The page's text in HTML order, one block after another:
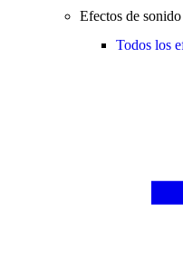
Efectos de sonido
Todos los